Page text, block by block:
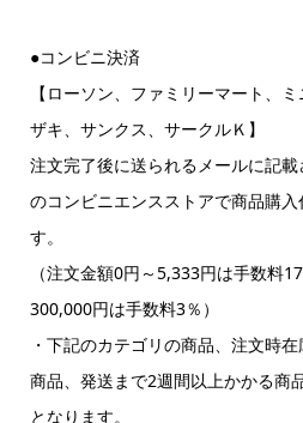
●コンビニ決済
【ローソン、ファミリーマート、
ザキ、サンクス、サークルＫ】
注文完了後に送られるメールに記
のコンビニエンスストアで商品購
す。
（注文金額0円～5,333円は手数料
300,000円は手数料3％）
・下記のカテゴリの商品、注文時
商品、発送まで2週間以上かかる商
となります。